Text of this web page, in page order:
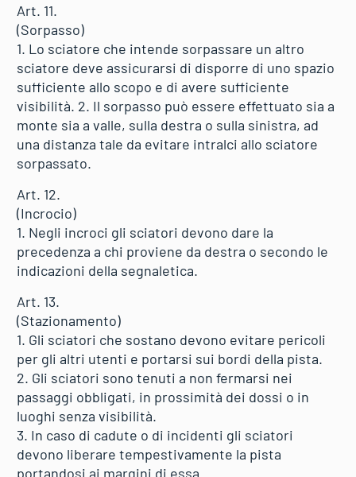
Art. 11.
(Sorpasso)
1. Lo sciatore che intende sorpassare un altro
sciatore deve assicurarsi di disporre di uno spazio
sufficiente allo scopo e di avere sufficiente
visibilità. 2. Il sorpasso può essere effettuato sia a
monte sia a valle, sulla destra o sulla sinistra, ad
una distanza tale da evitare intralci allo sciatore
sorpassato.
Art. 12.
(Incrocio)
1. Negli incroci gli sciatori devono dare la
precedenza a chi proviene da destra o secondo le
indicazioni della segnaletica.
Art. 13.
(Stazionamento)
1. Gli sciatori che sostano devono evitare pericoli
per gli altri utenti e portarsi sui bordi della pista.
2. Gli sciatori sono tenuti a non fermarsi nei
passaggi obbligati, in prossimità dei dossi o in
luoghi senza visibilità.
3. In caso di cadute o di incidenti gli sciatori
devono liberare tempestivamente la pista
portandosi ai margini di essa.